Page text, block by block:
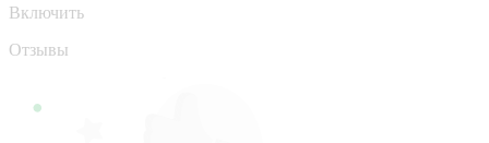
Включить
Отзывы